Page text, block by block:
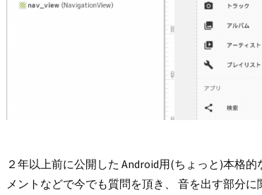
２年以上前に公開した Android用(ちょっと)本格
メントなどで今でも質問を頂き、 音を出す部分